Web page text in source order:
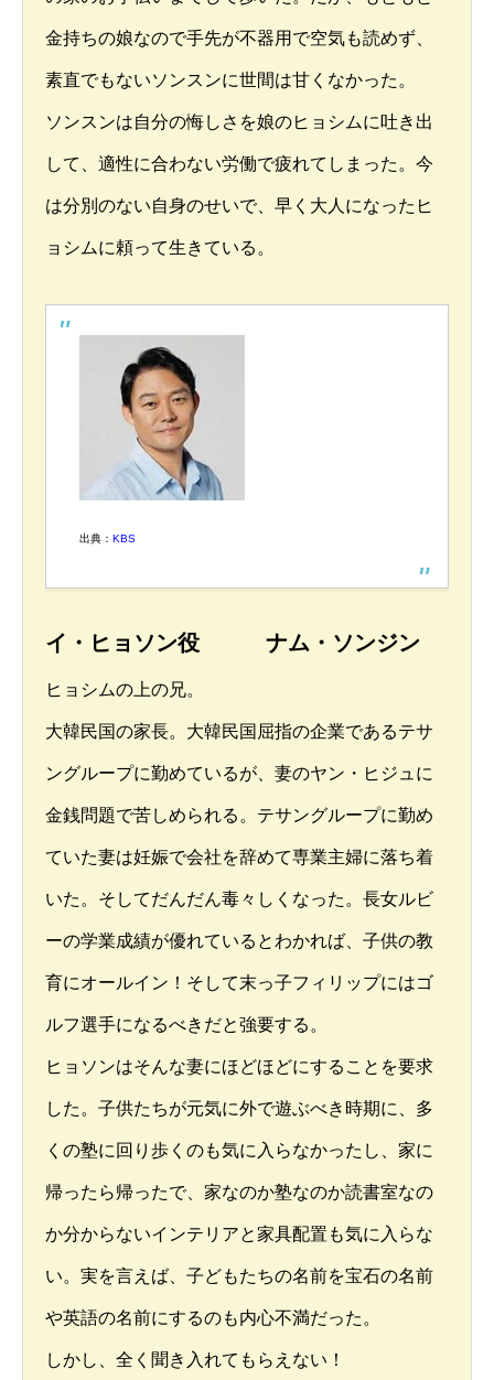
金持ちの娘なので手先が不器用で空気も読めず、
素直でもないソンスンに世間は甘くなかった。
ソンスンは自分の悔しさを娘のヒョシムに吐き出
して、適性に合わない労働で疲れてしまった。今
は分別のない自身のせいで、早く大人になったヒ
ョシムに頼って生きている。
出典： KBS
イ・ヒョソン役 ナム・ソンジン
ヒョシムの上の兄。
大韓民国の家長。大韓民国屈指の企業であるテサ
ングループに勤めているが、妻のヤン・ヒジュに
金銭問題で苦しめられる。テサングループに勤め
ていた妻は妊娠で会社を辞めて専業主婦に落ち着
いた。そしてだんだん毒々しくなった。長女ルビ
ーの学業成績が優れているとわかれば、子供の教
育にオールイン！そして末っ子フィリップにはゴ
ルフ選手になるべきだと強要する。
ヒョソンはそんな妻にほどほどにすることを要求
した。子供たちが元気に外で遊ぶべき時期に、多
くの塾に回り歩くのも気に入らなかったし、家に
帰ったら帰ったで、家なのか塾なのか読書室なの
か分からないインテリアと家具配置も気に入らな
い。実を言えば、子どもたちの名前を宝石の名前
や英語の名前にするのも内心不満だった。
しかし、全く聞き入れてもらえない！